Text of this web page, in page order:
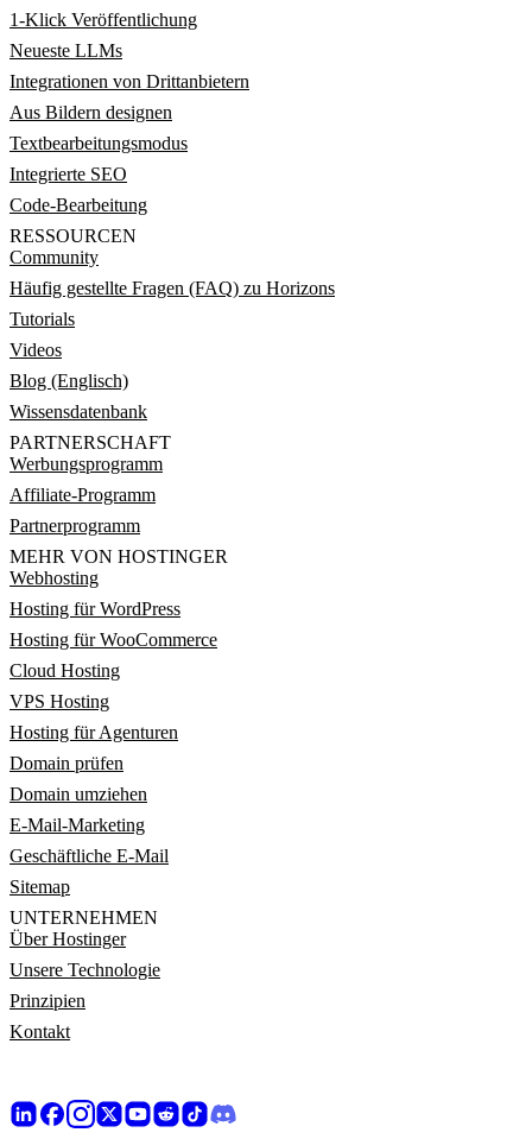
1-Klick Veröffentlichung
Neueste LLMs
Integrationen von Drittanbietern
Aus Bildern designen
Textbearbeitungsmodus
Integrierte SEO
Code-Bearbeitung
RESSOURCEN
Community
Häufig gestellte Fragen (FAQ) zu Horizons
Tutorials
Videos
Blog (Englisch)
Wissensdatenbank
PARTNERSCHAFT
Werbungsprogramm
Affiliate-Programm
Partnerprogramm
MEHR VON HOSTINGER
Webhosting
Hosting für WordPress
Hosting für WooCommerce
Cloud Hosting
VPS Hosting
Hosting für Agenturen
Domain prüfen
Domain umziehen
E-Mail-Marketing
Geschäftliche E-Mail
Sitemap
UNTERNEHMEN
Über Hostinger
Unsere Technologie
Prinzipien
Kontakt